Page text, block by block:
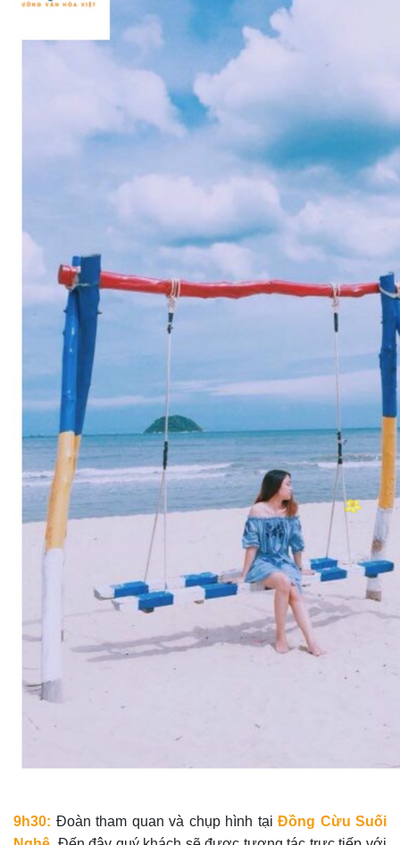
9h30: Đoàn tham quan và chụp hình tại Đồng Cừu Suối